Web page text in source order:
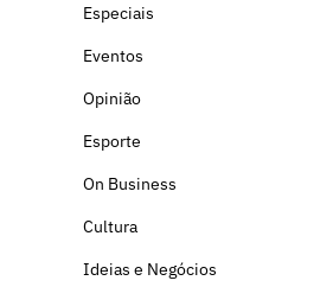
Especiais
Eventos
Opinião
Esporte
On Business
Cultura
Ideias e Negócios